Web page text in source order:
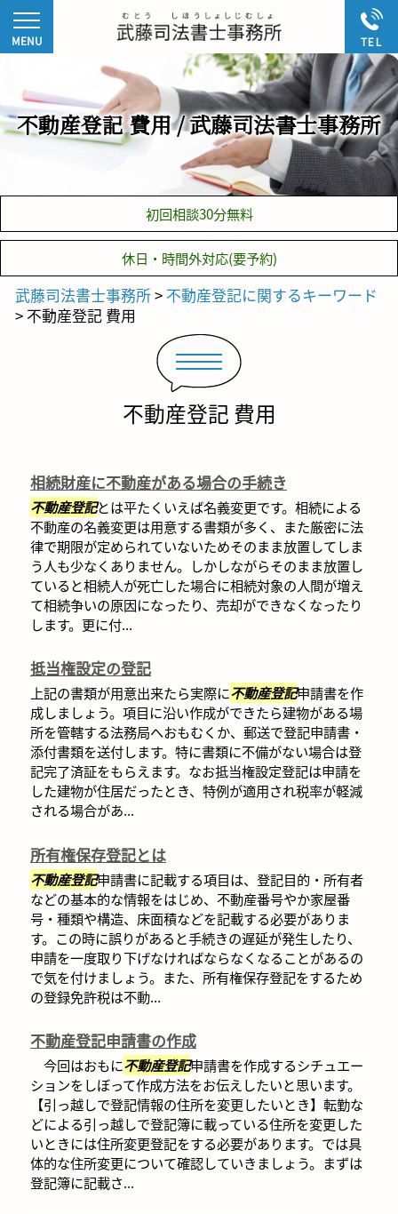
不動産登記 費用 / 武藤司法書士事務所
初回相談30分無料
休日・時間外対応(要予約)
武藤司法書士事務所> 不動産登記に関するキーワード
> 不動産登記 費用
不動産登記 費用
相続財産に不動産がある場合の手続き
不動産登記とは平たくいえば名義変更です。相続による
不動産の名義変更は用意する書類が多く、また厳密に法
律で期限が定められていないためそのまま放置してしま
う人も少なくありません。しかしながらそのまま放置し
ていると相続人が死亡した場合に相続対象の人間が増え
て相続争いの原因になったり、売却ができなくなったり
します。更に付...
抵当権設定の登記
上記の書類が用意出来たら実際に不動産登記申請書を作
成しましょう。項目に沿い作成ができたら建物がある場
所を管轄する法務局へおもむくか、郵送で登記申請書・
添付書類を送付します。特に書類に不備がない場合は登
記完了済証をもらえます。なお抵当権設定登記は申請を
した建物が住居だったとき、特例が適用され税率が軽減
される場合があ...
所有権保存登記とは
不動産登記申請書に記載する項目は、登記目的・所有者
などの基本的な情報をはじめ、不動産番号やか家屋番
号・種類や構造、床面積などを記載する必要がありま
す。この時に誤りがあると手続きの遅延が発生したり、
申請を一度取り下げなければならなくなることがあるの
で気を付けましょう。また、所有権保存登記をするため
の登録免許税は不動...
不動産登記申請書の作成
今回はおもに不動産登記申請書を作成するシチュエー
ションをしぼって作成方法をお伝えしたいと思います。
【引っ越しで登記情報の住所を変更したいとき】転勤な
どによる引っ越しで登記簿に載っている住所を変更した
いときには住所変更登記をする必要があります。では具
体的な住所変更について確認していきましょう。まずは
登記簿に記載さ...